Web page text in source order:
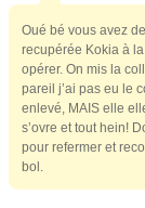
Oué bé vous avez
recupérée Kokia à
opérer. On mis la
pareil j’ai pas eu le
enlevé, MAIS elle
s’ovre et tout hein!
pour refermer et
bol.